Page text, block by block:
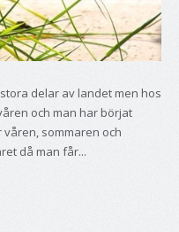
delar av landet men hos
och man har börjat
sommaren och
då man får...